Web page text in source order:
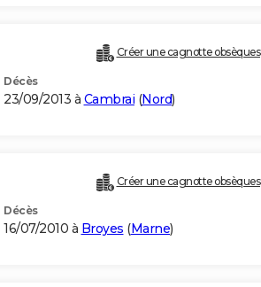
Créer une cagnotte obsèques
Décès
23/09/2013 à Cambrai (Nord)
Créer une cagnotte obsèques
Décès
16/07/2010 à Broyes (Marne)